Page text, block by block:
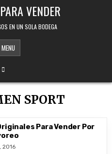
VENDER
EN UN SOLA BODEGA
MENU
SPORT
Para Vender Por
2016